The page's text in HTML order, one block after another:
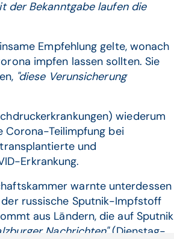
der Bekanntgabe laufen die
Empfehlung gelte, wonach
impfen lassen sollten. Sie
"diese Verunsicherung
wiederum
Corona-Teilimpfung bei
und
Erkrankung.
warnte unterdessen
russische Sputnik-Impfstoff
aus Ländern, die auf Sputnik
Nachrichten"(Dienstag-